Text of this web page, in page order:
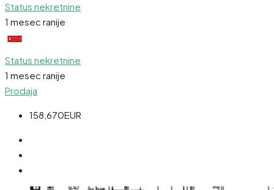
Status nekretnine
1 mesec ranije
Status nekretnine
1 mesec ranije
Prodaja
158,670EUR